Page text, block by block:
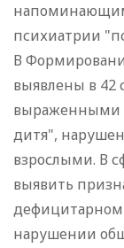
психиатрии
В
выявлены в 42
выраженными
дитя",
взрослыми. В
выявить
дефицитарном
нарушении